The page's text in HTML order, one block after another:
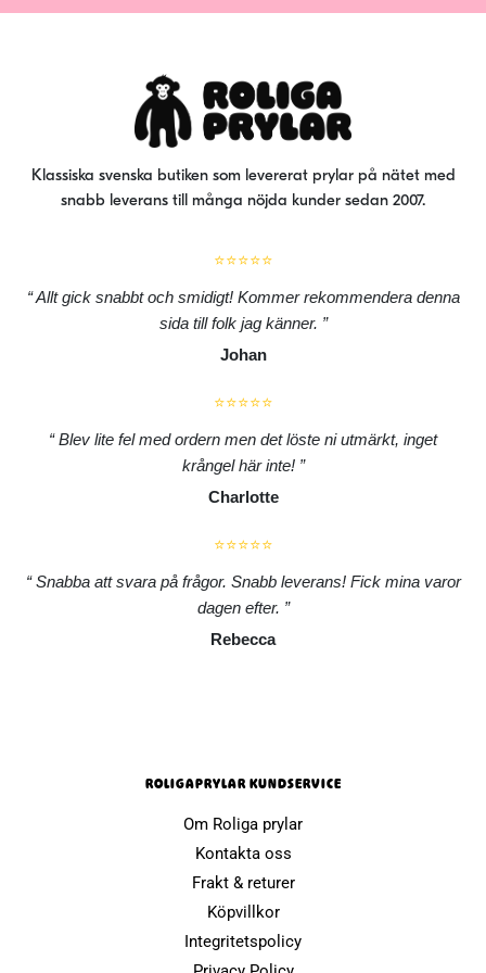
Klassiska svenska butiken som levererat prylar på nätet med
snabb leverans till många nöjda kunder sedan 2007.
⭐⭐⭐⭐⭐
Allt gick snabbt och smidigt! Kommer rekommendera denna
sida till folk jag känner.
Johan
⭐⭐⭐⭐⭐
Blev lite fel med ordern men det löste ni utmärkt, inget
krångel här inte!
Charlotte
⭐⭐⭐⭐⭐
Snabba att svara på frågor. Snabb leverans! Fick mina varor
dagen efter.
Rebecca
ROLIGAPRYLAR KUNDSERVICE
Om Roliga prylar
Kontakta oss
Frakt & returer
Köpvillkor
Integritetspolicy